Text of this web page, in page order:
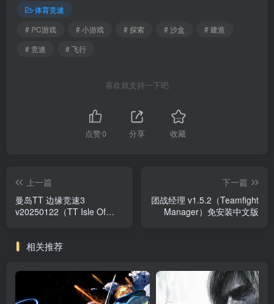
体育竞速
# PC游戏
# 小游戏 # 探索 # 沙盒
# 建造
# 竞速
# 飞行
喜欢就支持一下吧
点赞0 分享 收藏
上一篇
曼岛TT 边缘竞速3
v20250122（TT Isle Of
下一篇
团战经理 v1.5.2（Teamfight
Manager）免安装中文版
相关推荐